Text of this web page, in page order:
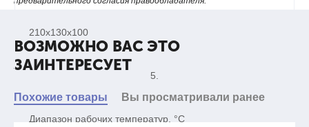
210x130x100
5.
Диапазон рабочих температур, °С
ВОЗМОЖНО ВАС ЭТО
ЗАИНТЕРЕСУЕТ
Похожие товары Вы просматривали ранее